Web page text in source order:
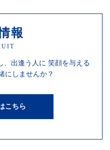
報
出逢う人に 笑顔を与える
にしませんか？
こちら